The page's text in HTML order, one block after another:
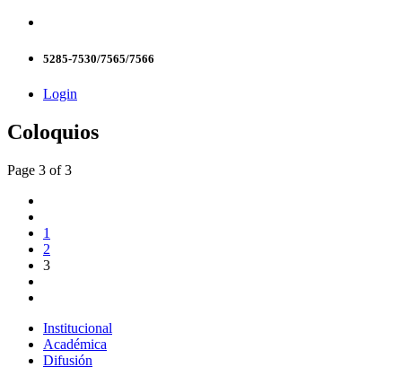
5285-7530/7565/7566
Login
Coloquios
Page 3 of 3
1
2
3
Institucional
Académica
Difusión